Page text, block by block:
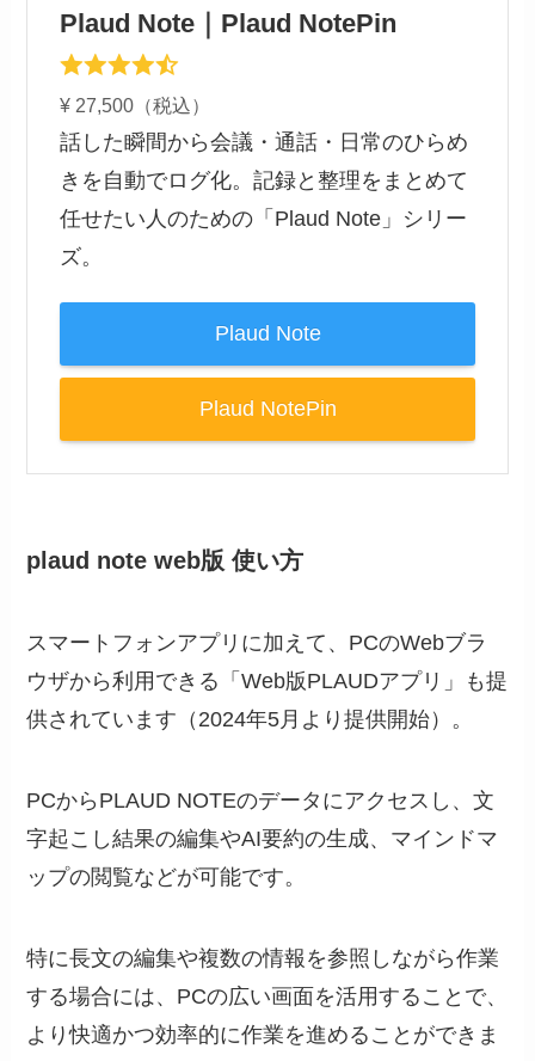
Plaud Note｜Plaud NotePin
¥ 27,500（税込）
話した瞬間から会議・通話・日常のひらめ
きを自動でログ化。記録と整理をまとめて
任せたい人のための「Plaud Note」シリー
ズ。
Plaud Note
Plaud NotePin
plaud note web版 使い方
スマートフォンアプリに加えて、PCのWebブラ
ウザから利用できる「Web版PLAUDアプリ」も提
供されています（2024年5月より提供開始）。
PCからPLAUD NOTEのデータにアクセスし、文
字起こし結果の編集やAI要約の生成、マインドマ
ップの閲覧などが可能です。
特に長文の編集や複数の情報を参照しながら作業
する場合には、PCの広い画面を活用することで、
より快適かつ効率的に作業を進めることができま